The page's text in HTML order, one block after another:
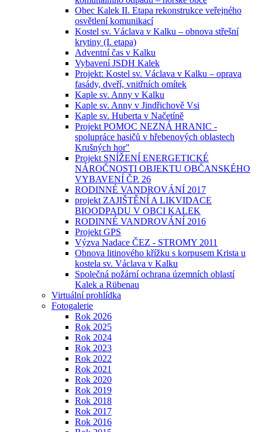
Obec Kalek II. Etapa rekonstrukce veřejného
osvětlení komunikací
Kostel sv. Václava v Kalku – obnova střešní
krytiny (I. etapa)
Adventní čas v Kalku
Vybavení JSDH Kalek
Projekt: Kostel sv. Václava v Kalku – oprava
fasády, dveří, vnitřních omítek
Kaple sv. Anny v Kalku
Kaple sv. Anny v Jindřichově Vsi
Kaple sv. Huberta v Načetíně
Projekt POMOC NEZNÁ HRANIC -
spolupráce hasičů v hřebenových oblastech
Krušných hor"
Projekt SNÍŽENÍ ENERGETICKÉ
NÁROČNOSTI OBJEKTU OBČANSKÉHO
VYBAVENÍ ČP. 26
RODINNÉ VANDROVÁNÍ 2017
projekt ZAJIŠTĚNÍ A LIKVIDACE
BIOODPADU V OBCI KALEK
RODINNÉ VANDROVÁNÍ 2016
Projekt GPS
Výzva Nadace ČEZ - STROMY 2011
Obnova litinového křížku s korpusem Krista u
kostela sv. Václava v Kalku
Společná požární ochrana územních oblastí
Kalek a Rübenau
Virtuální prohlídka
Fotogalerie
Rok 2026
Rok 2025
Rok 2024
Rok 2023
Rok 2022
Rok 2021
Rok 2020
Rok 2019
Rok 2018
Rok 2017
Rok 2016